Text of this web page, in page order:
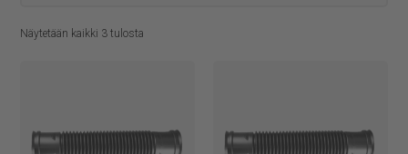
Näytetään kaikki 3 tulosta